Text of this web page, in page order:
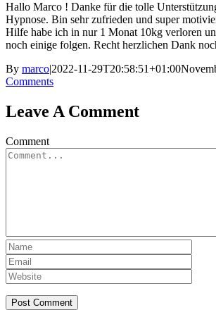
Hallo Marco ! Danke für die tolle
Hypnose. Bin sehr zufrieden und super
Hilfe habe ich in nur 1 Monat 10kg verloren
noch einige folgen. Recht herzlichen Dank
By marco|2022-11-29T20:58:51+01:00
Comments
Leave A Comment
Comment